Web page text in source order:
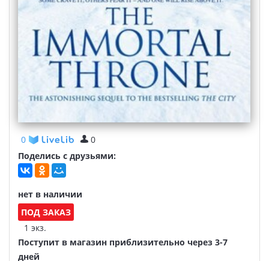
0
0
Поделись с друзьями:
нет в наличии
ПОД ЗАКАЗ
1 экз.
Поступит в магазин приблизительно через 3-7
дней